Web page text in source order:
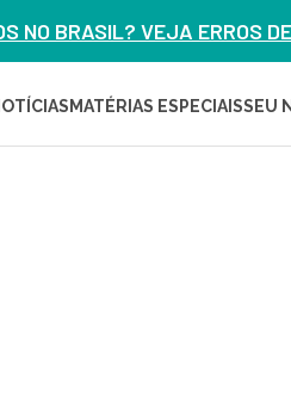
NO BRASIL? VEJA ERROS
MATÉRIAS ESPECIAISSEU